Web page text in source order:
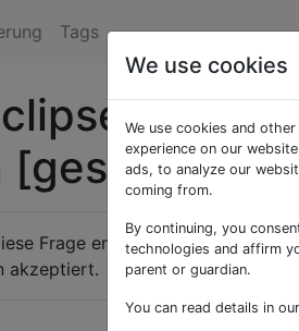
Tags
Frage entspricht nicht den
akzeptiert.
We use cookies
We use cookies and
experience on our
ads, to analyze our
coming from.
By continuing, you
technologies and affirm
parent or guardian.
You can read details in our